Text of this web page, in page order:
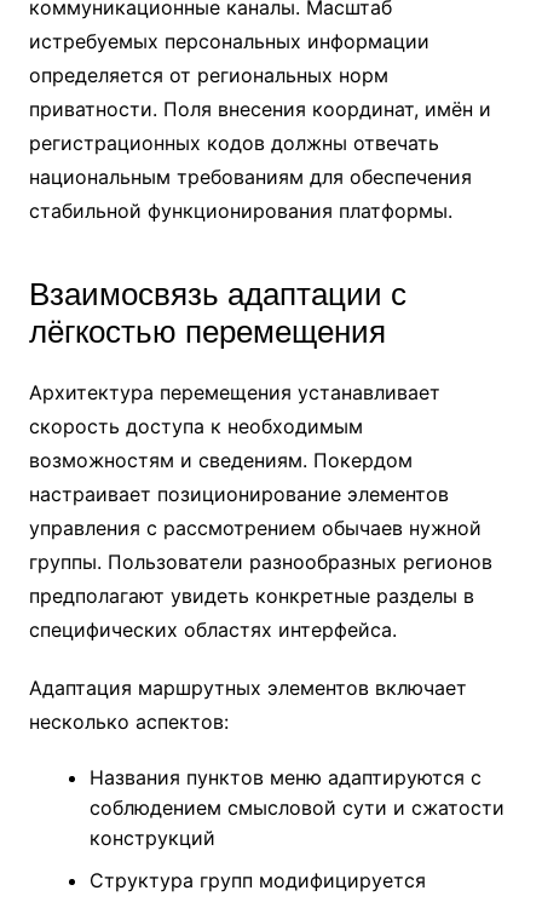
коммуникационные каналы. Масштаб
истребуемых персональных информации
определяется от региональных норм
приватности. Поля внесения координат, имён и
регистрационных кодов должны отвечать
национальным требованиям для обеспечения
стабильной функционирования платформы.
Взаимосвязь адаптации с
лёгкостью перемещения
Архитектура перемещения устанавливает
скорость доступа к необходимым
возможностям и сведениям. Покердом
настраивает позиционирование элементов
управления с рассмотрением обычаев нужной
группы. Пользователи разнообразных регионов
предполагают увидеть конкретные разделы в
специфических областях интерфейса.
Адаптация маршрутных элементов включает
несколько аспектов:
Названия пунктов меню адаптируются с
соблюдением смысловой сути и сжатости
конструкций
Структура групп модифицируется